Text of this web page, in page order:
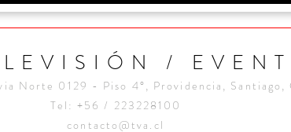
Norte 0129 - Piso 4°, Providencia, Santiago,
/
Tel: +56 / 223228100
contacto@tva.cl